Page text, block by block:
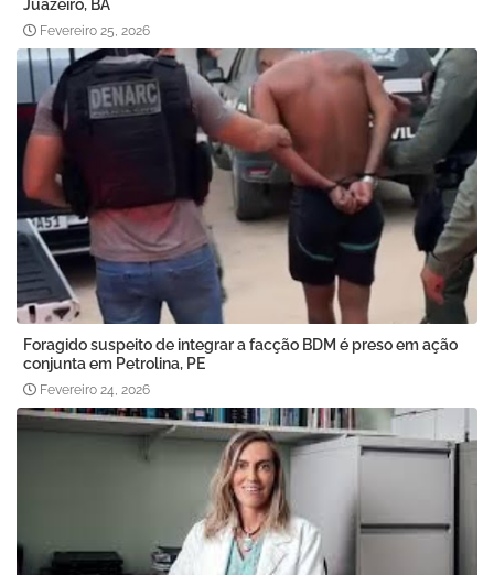
Juazeiro, BA
Fevereiro 25, 2026
Foragido suspeito de integrar a facção BDM é preso em ação
conjunta em Petrolina, PE
Fevereiro 24, 2026